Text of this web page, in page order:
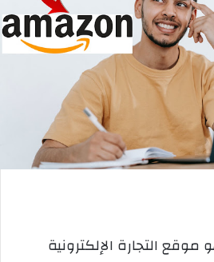
التجارة الإلكترونية